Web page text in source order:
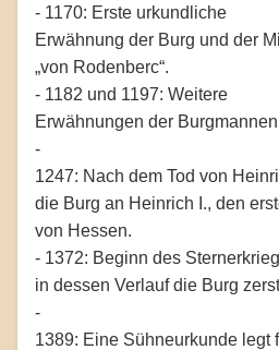
- 1170: Erste urkundliche
Erwähnung der Burg und der
„von Rodenberc“.
- 1182 und 1197: Weitere
Erwähnungen der
-
1247: Nach dem Tod von
die Burg an Heinrich I., den
von Hessen.
- 1372: Beginn des
in dessen Verlauf die Burg
-
1389: Eine Sühneurkunde legt